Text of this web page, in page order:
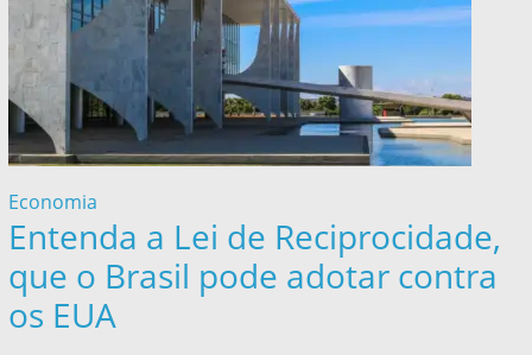
Economia
Entenda a Lei de Reciprocidade,
que o Brasil pode adotar contra
os EUA